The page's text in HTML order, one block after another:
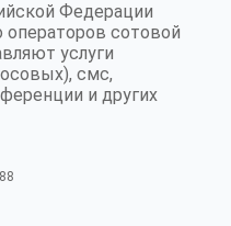
Федерации
сотовой
услуги
смс,
и других